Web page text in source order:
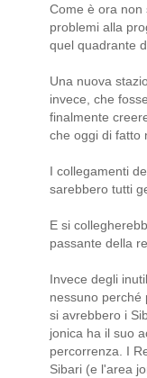
Come è ora non
problemi alla
quel quadrante
Una nuova
invece, che
finalmente
che oggi di fatto
I collegamenti
sarebbero tutti
E si
passante della
Invece degli
nessuno perché
si avrebbero i
jonica ha il suo
percorrenza. I
Sibari (e l'area